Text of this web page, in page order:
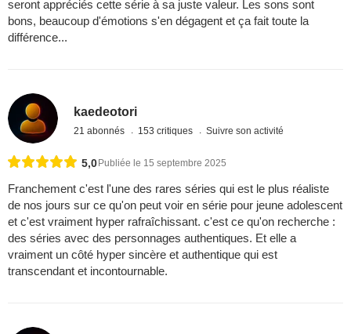
seront appréciés cette série à sa juste valeur. Les sons sont
bons, beaucoup d'émotions s'en dégagent et ça fait toute la
différence...
kaedeotori
21 abonnés 153 critiques Suivre son activité
5,0 Publiée le 15 septembre 2025
Franchement c'est l'une des rares séries qui est le plus réaliste
de nos jours sur ce qu'on peut voir en série pour jeune adolescent
et c'est vraiment hyper rafraîchissant. c'est ce qu'on recherche :
des séries avec des personnages authentiques. Et elle a
vraiment un côté hyper sincère et authentique qui est
transcendant et incontournable.